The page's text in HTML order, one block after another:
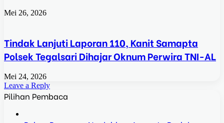
Mei 26, 2026
Tindak Lanjuti Laporan 110, Kanit Samapta
Polsek Tegalsari Dihajar Oknum Perwira TNI-AL
Mei 24, 2026
Leave a Reply
Pilihan Pembaca